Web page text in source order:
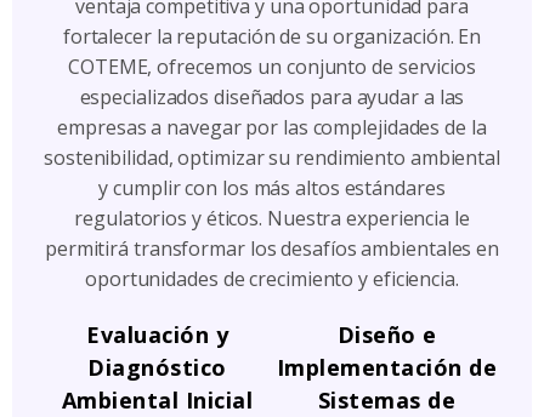
ventaja competitiva y una oportunidad para
fortalecer la reputación de su organización. En
COTEME, ofrecemos un conjunto de servicios
especializados diseñados para ayudar a las
empresas a navegar por las complejidades de la
sostenibilidad, optimizar su rendimiento ambiental
y cumplir con los más altos estándares
regulatorios y éticos. Nuestra experiencia le
permitirá transformar los desafíos ambientales en
oportunidades de crecimiento y eficiencia.
Evaluación y
Diagnóstico
Ambiental Inicial
Diseño e
Implementación de
Sistemas de